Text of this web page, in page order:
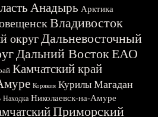
Анадырь Арктика
Владивосток
округДальневосточный
Дальний ВостокЕАО
Камчатский край
Корякия Курилы Магадан
Находка Николаевск-на-Амуре
Приморский